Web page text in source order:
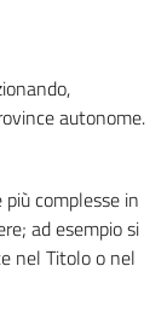
autonome.
complesse in
ad esempio si
nel Titolo o nel